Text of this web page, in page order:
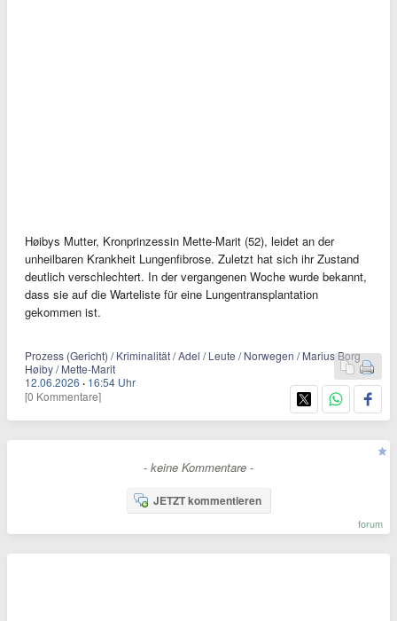
Høibys Mutter, Kronprinzessin Mette-Marit (52), leidet an der
unheilbaren Krankheit Lungenfibrose. Zuletzt hat sich ihr Zustand
deutlich verschlechtert. In der vergangenen Woche wurde bekannt,
dass sie auf die Warteliste für eine Lungentransplantation
gekommen ist.
Prozess (Gericht) / Kriminalität / Adel / Leute / Norwegen / Marius Borg
Høiby / Mette-Marit
12.06.2026 · 16:54 Uhr
[0 Kommentare]
- keine Kommentare -
JETZT kommentieren
forum